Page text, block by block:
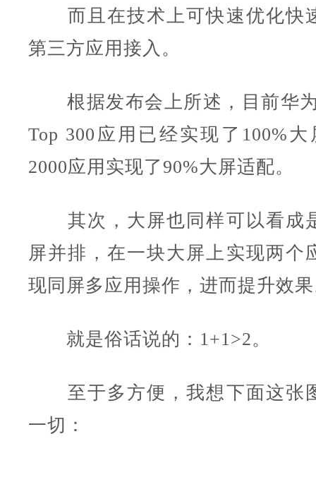
而且在技术上可快速优化快
第三方应用接入。
根据发布会上所述，目前华为
Top 300应用已经实现了100%
2000应用实现了90%大屏适配。
其次，大屏也同样可以看成
屏并排，在一块大屏上实现两个
现同屏多应用操作，进而提升效
就是俗话说的：1+1>2。
至于多方便，我想下面这张
一切：